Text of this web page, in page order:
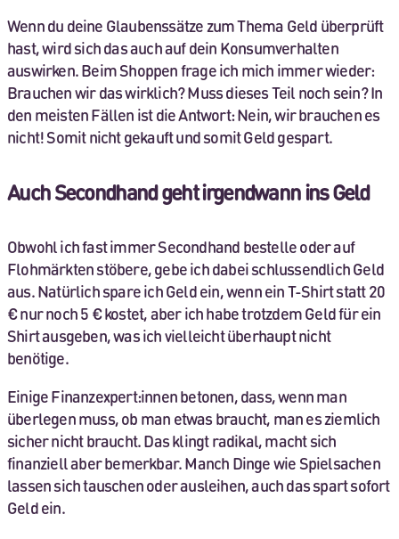
Wenn du deine Glaubenssätze zum Thema Geld überprüft
hast, wird sich das auch auf dein Konsumverhalten
auswirken. Beim Shoppen frage ich mich immer wieder:
Brauchen wir das wirklich? Muss dieses Teil noch sein? In
den meisten Fällen ist die Antwort: Nein, wir brauchen es
nicht! Somit nicht gekauft und somit Geld gespart.
Auch Secondhand geht irgendwann ins Geld
Obwohl ich fast immer Secondhand bestelle oder auf
Flohmärkten stöbere, gebe ich dabei schlussendlich Geld
aus. Natürlich spare ich Geld ein, wenn ein T-Shirt statt 20
€ nur noch 5 € kostet, aber ich habe trotzdem Geld für ein
Shirt ausgeben, was ich vielleicht überhaupt nicht
benötige.
Einige Finanzexpert:innen betonen, dass, wenn man
überlegen muss, ob man etwas braucht, man es ziemlich
sicher nicht braucht. Das klingt radikal, macht sich
finanziell aber bemerkbar. Manch Dinge wie Spielsachen
lassen sich tauschen oder ausleihen, auch das spart sofort
Geld ein.